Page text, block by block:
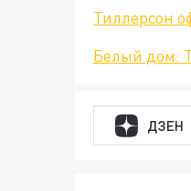
Тиллерсон
Белый дом:
ДЗЕН